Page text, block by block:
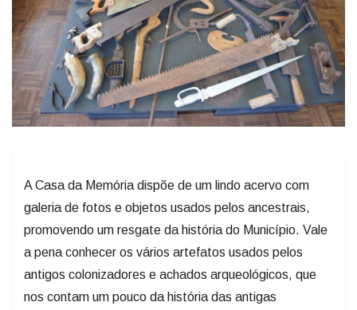
A Casa da Memória dispõe de um lindo acervo com
galeria de fotos e objetos usados pelos ancestrais,
promovendo um resgate da história do Município. Vale
a pena conhecer os vários artefatos usados pelos
antigos colonizadores e achados arqueológicos, que
nos contam um pouco da história das antigas